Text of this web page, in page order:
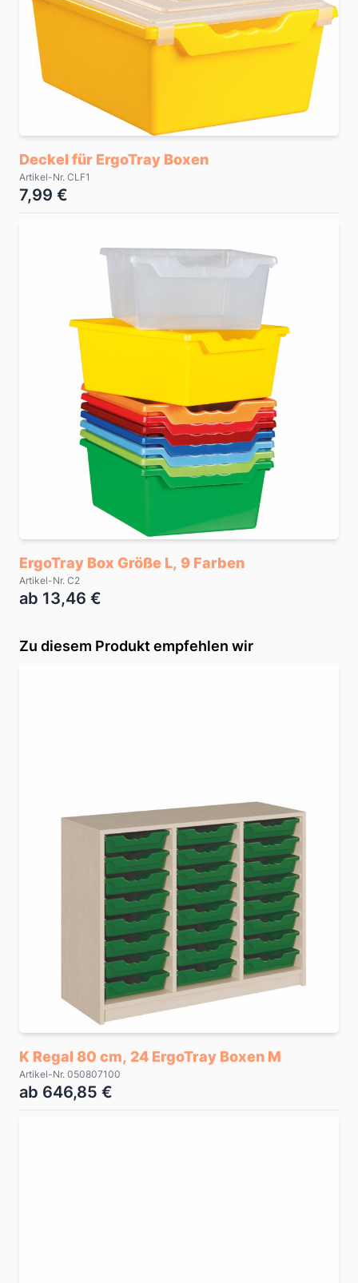
Deckel für ErgoTray Boxen
Artikel-Nr. CLF1
7,99 €
ErgoTray Box Größe L, 9 Farben
Artikel-Nr. C2
ab 13,46 €
Zu diesem Produkt empfehlen wir
K Regal 80 cm, 24 ErgoTray Boxen M
Artikel-Nr. 050807100
ab 646,85 €